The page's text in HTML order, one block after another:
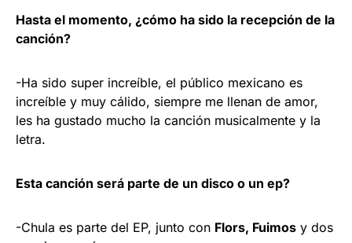
Hasta el momento, ¿cómo ha sido la recepción de la
canción?
-Ha sido super increíble, el público mexicano es
increíble y muy cálido, siempre me llenan de amor,
les ha gustado mucho la canción musicalmente y la
letra.
Esta canción será parte de un disco o un ep?
-Chula es parte del EP, junto con Flors, Fuimos y dos